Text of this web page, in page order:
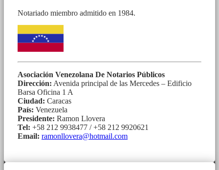
Notariado miembro admitido en 1984.
Asociación Venezolana De Notarios Públicos
Dirección: Avenida principal de las Mercedes – Edificio
Barsa Oficina 1 A
Ciudad: Caracas
País: Venezuela
Presidente: Ramon Llovera
Tel: +58 212 9938477 / +58 212 9920621
Email: ramonllovera@hotmail.com